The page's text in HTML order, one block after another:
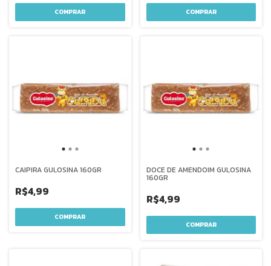
CAIPIRA GULOSINA 160GR
R$4,99
DOCE DE AMENDOIM GULOSINA
160GR
R$4,99